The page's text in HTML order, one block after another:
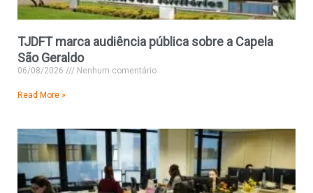
TJDFT marca audiência pública sobre a Capela
São Geraldo
06/08/2026 Nenhum comentário
Read More »